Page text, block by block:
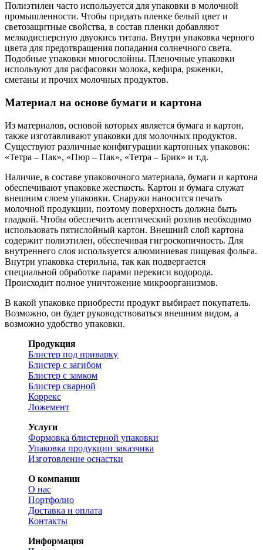
Полиэтилен часто используется для упаковки в молочной
промышленности. Чтобы придать пленке белый цвет и
светозащитные свойства, в состав пленки добавляют
мелкодисперсную двуокись титана. Внутри упаковка черного
цвета для предотвращения попадания солнечного света.
Подобные упаковки многослойны. Пленочные упаковки
используют для расфасовки молока, кефира, ряженки,
сметаны и прочих молочных продуктов.
Материал на основе бумаги и картона
Из материалов, основой которых является бумага и картон,
также изготавливают упаковки для молочных продуктов.
Существуют различные конфигурации картонных упаковок:
«Тетра – Пак», «Пюр – Пак», «Тетра – Брик» и т.д.
Наличие, в составе упаковочного материала, бумаги и картона
обеспечивают упаковке жесткость. Картон и бумага служат
внешним слоем упаковки. Снаружи наносится печать
молочной продукции, поэтому поверхность должна быть
гладкой. Чтобы обеспечить асептический розлив необходимо
использовать пятислойный картон. Внешний слой картона
содержит полиэтилен, обеспечивая гигроскопичность. Для
внутреннего слоя используется алюминиевая пищевая фольга.
Внутри упаковка стерильна, так как подвергается
специальной обработке парами перекиси водорода.
Происходит полное уничтожение микроорганизмов.
В какой упаковке приобрести продукт выбирает покупатель.
Возможно, он будет руководствоваться внешним видом, а
возможно удобство упаковки.
Продукция
Блистер под приварку
Блистер с загибом
Блистер с замком
Блистер сварной
Коррекс
Ложемент
Услуги
Формовка блистерной упаковки
Упаковка продукции заказчика
Изготовление оснастки
О компании
О нас
Портфолио
Доставка и оплата
Контакты
Информация